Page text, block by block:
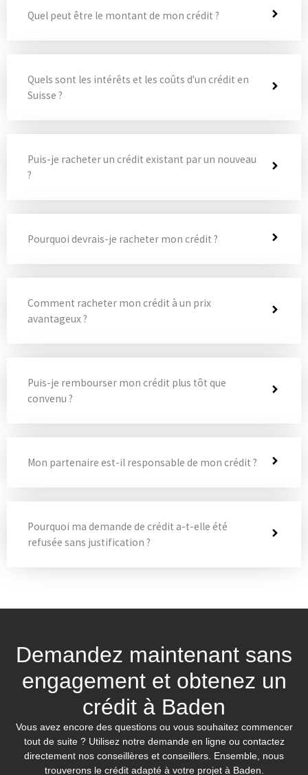
Quel peut être le montant de mon crédit ?
Quels sont les intérêts et les coûts d'un crédit en
Suisse ?
Puis-je racheter un crédit existant par un nouveau
?
Pourquoi devrais-je racheter mon crédit ?
Comment racheter mon crédit à un prix
avantageux ?
Puis-je rembourser mon crédit plus tôt que
convenu ?
Mon partenaire est-il responsable de mon crédit ?
Pourquoi ma demande de crédit a-t-elle été
refusée sans justification ?
Demandez maintenant sans
engagement et obtenez un
crédit à Baden
Vous avez encore des questions ou vous souhaitez commencer
tout de suite ? Utilisez notre demande en ligne ou contactez
directement nos conseillères et conseillers. Ensemble, nous
trouverons le crédit adapté à votre projet à Baden.